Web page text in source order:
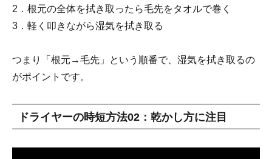
て生産しております。
2．根元の全体を拭き取ったら毛先をタオルで巻く
3．軽く叩きながら湿気を拭き取る
つまり「根元→毛先」という順番で、湿気を拭き取るの
がポイントです。
ドライヤーの時短方法02：乾かし方に注目